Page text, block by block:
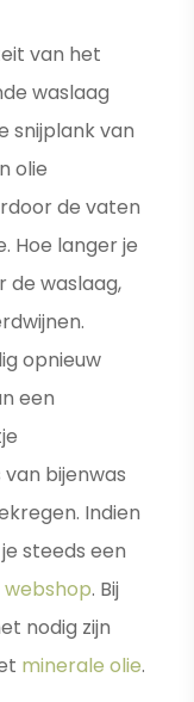
van het
waslaag
snijplank van
olie
de vaten
Hoe langer je
de waslaag,
opnieuw
een
bijenwas
Indien
steeds een
webshop. Bij
nodig zijn
minerale olie.